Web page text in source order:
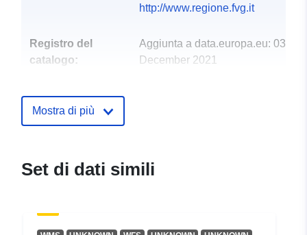
http://www.regione.fvg.it
Registro del
catalogo:
Aggiunta a data.europa.eu: 03
December 2021
45.56 ], [ 12.32, 45.56 ], [
Mostra di più
Set di dati simili